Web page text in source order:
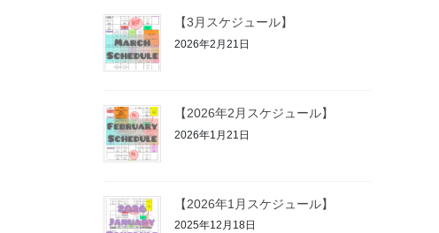
【3月スケジュール】
2026年2月21日
【2026年2月スケジュール】
2026年1月21日
【2026年1月スケジュール】
2025年12月18日